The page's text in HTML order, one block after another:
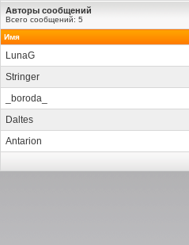
Авторы сообщений
Всего сообщений: 5
Имя
LunaG
Stringer
_boroda_
Daltes
Antarion